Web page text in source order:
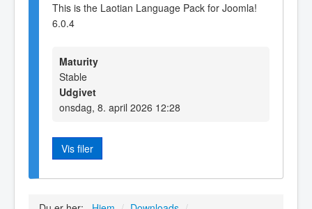
This is the Laotian Language Pack for Joomla!
6.0.4
Maturity
Stable
Udgivet
onsdag, 8. april 2026 12:28
Vis filer